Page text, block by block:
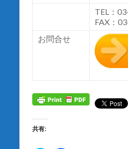
TEL：
FAX：
お問合せ
共有: